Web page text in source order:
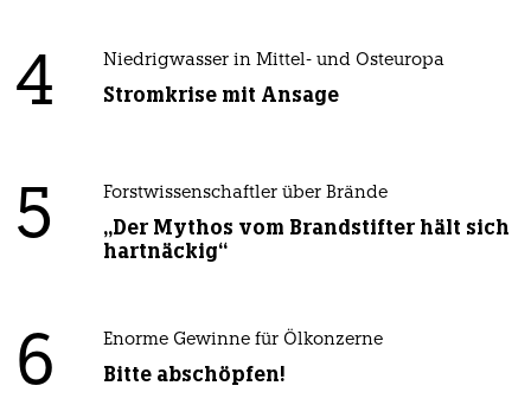
4 Niedrigwasser in Mittel- und Osteuropa
Stromkrise mit Ansage
5 Forstwissenschaftler über Brände
„Der Mythos vom Brandstifter hält sich
hartnäckig“
6 Enorme Gewinne für Ölkonzerne
Bitte abschöpfen!